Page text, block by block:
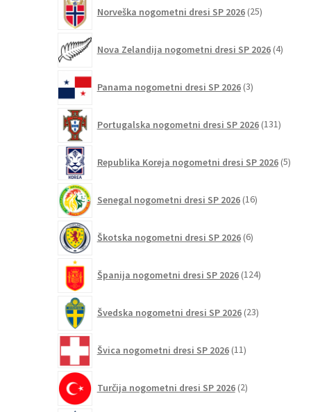
Norveška nogometni dresi SP 2026 25izdelkov
Nova Zelandija nogometni dresi SP 2026 4izdelki
Panama nogometni dresi SP 2026 3izdelki
Portugalska nogometni dresi SP 2026 131
Republika Koreja nogometni dresi SP 2026 5
Senegal nogometni dresi SP 2026 16izdelkov
Škotska nogometni dresi SP 2026 6izdelkov
Španija nogometni dresi SP 2026 124izdelkov
Švedska nogometni dresi SP 2026 23izdelkov
Švica nogometni dresi SP 2026 11izdelkov
Turčija nogometni dresi SP 2026 2izdelka